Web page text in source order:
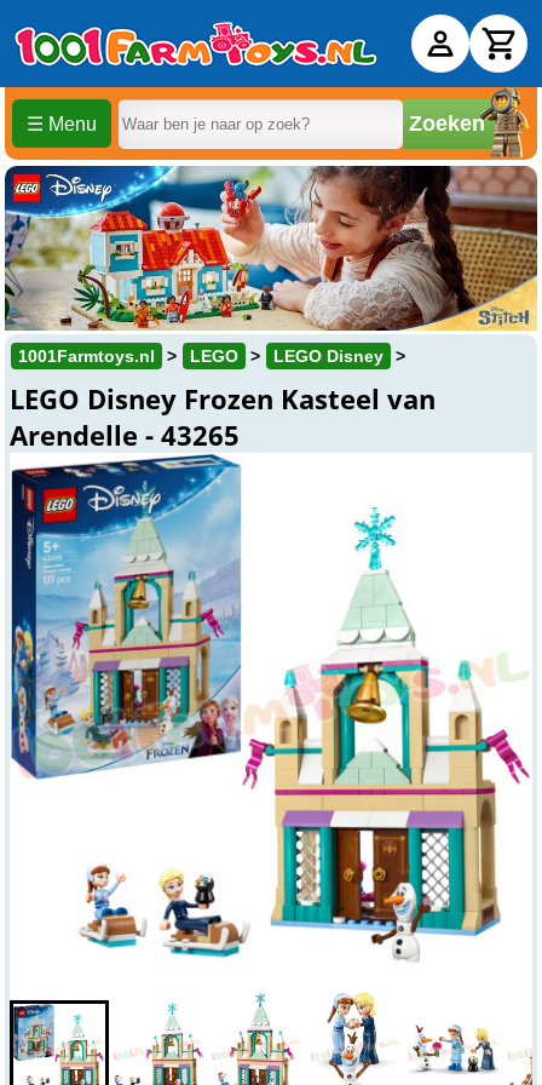
☰ Menu Zoeken
1001Farmtoys.nl LEGO LEGO Disney
LEGO Disney Frozen Kasteel van
Arendelle - 43265